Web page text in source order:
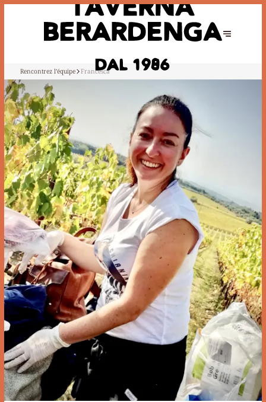
Rencontrez l’équipe Francesca